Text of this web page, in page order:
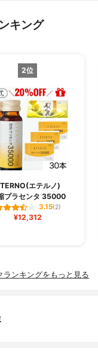
キング
2位
エテルノ)
プラセンタ 35000
3.15(2)
¥12,312
ランキングをもっと見る